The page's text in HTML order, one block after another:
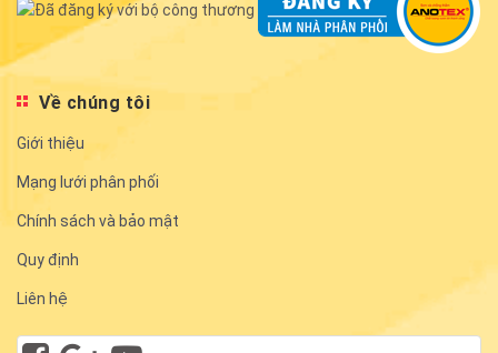
Về chúng tôi
Giới thiệu
Mạng lưới phân phối
Chính sách và bảo mật
Quy định
Liên hệ